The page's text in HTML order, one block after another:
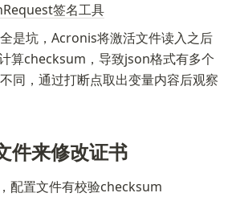
签名工具
是坑，Acronis将激活文件读入之后
算checksum，导致json格式有多个
同，通过打断点取出变量内容后观察
件来修改证书
配置文件有校验checksum